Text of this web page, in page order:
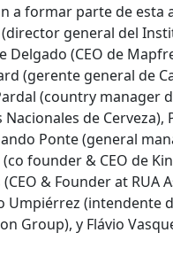
a formar parte de
general del
(CEO de
(gerente general de
(country manager
de
Ponte (general
founder & CEO de
& Founder at RUA
Umpiérrez (intendente
Group), y Flávio